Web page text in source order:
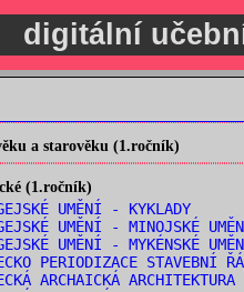
digitální
a starověku (1.ročník)
(1.ročník)
UMĚNÍ - KYKLADY
UMĚNÍ - MINOJSKÉ
UMĚNÍ - MYKÉNSKÉ
PERIODIZACE STAVEBNÍ
ARCHAICKÁ ARCHITEKTURA